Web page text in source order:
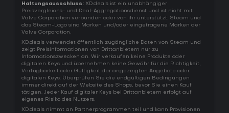
Haftungsausschluss: XD.deals ist ein unabhängiger
Preisvergleichs- und Deal-Aggregationsdienst und ist nicht mit
Valve Corporation verbunden oder von ihr unterstützt. Steam und
das Steam-Logo sind Marken und/oder eingetragene Marken der
Valve Corporation.
XD.deals verwendet öffentlich zugängliche Daten von Steam und
zeigt Preisinformationen von Drittanbietern nur zu
Informationszwecken an. Wir verkaufen keine Produkte oder
digitalen Keys und übernehmen keine Gewähr für die Richtigkeit,
Verfügbarkeit oder Gültigkeit der angezeigten Angebote oder
digitalen Keys. Überprüfen Sie die endgültigen Bedingungen
immer direkt auf der Website des Shops, bevor Sie einen Kauf
tätigen. Jeder Kauf digitaler Keys bei Drittanbietern erfolgt auf
eigenes Risiko des Nutzers.
XD.deals nimmt an Partnerprogrammen teil und kann Provisionen